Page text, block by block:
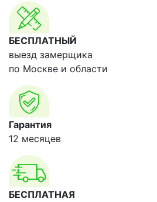
БЕСПЛАТНЫЙ
выезд замерщика
по Москве и области
Гарантия
12 месяцев
БЕСПЛАТНАЯ